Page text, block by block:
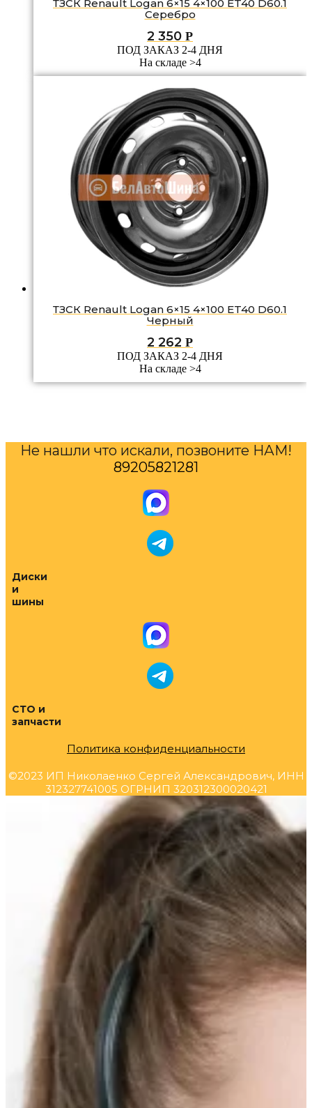
ТЗСК Renault Logan 6×15 4×100 ET40 D60.1
Серебро
2 350 Р
ПОД ЗАКАЗ 2-4 ДНЯ
На складе >4
ТЗСК Renault Logan 6×15 4×100 ET40 D60.1
Черный
2 262 Р
ПОД ЗАКАЗ 2-4 ДНЯ
На складе >4
Не нашли что искали, позвоните НАМ!
89205821281
Диски
и
шины
СТО и
запчасти
Политика конфиденциальности
©2023 ИП Николаенко Сергей Александрович, ИНН
312327741005 ОГРНИП 320312300020421